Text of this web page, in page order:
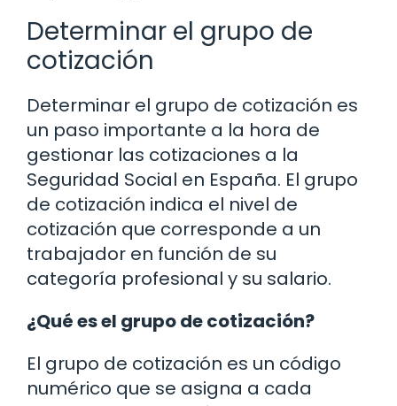
Determinar el grupo de
cotización
Determinar el grupo de cotización es
un paso importante a la hora de
gestionar las cotizaciones a la
Seguridad Social en España. El grupo
de cotización indica el nivel de
cotización que corresponde a un
trabajador en función de su
categoría profesional y su salario.
¿Qué es el grupo de cotización?
El grupo de cotización es un código
numérico que se asigna a cada